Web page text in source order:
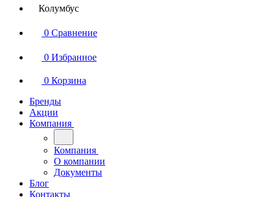
Колумбус
0 Сравнение
0 Избранное
0 Корзина
Бренды
Акции
Компания
Компания
О компании
Документы
Блог
Контакты